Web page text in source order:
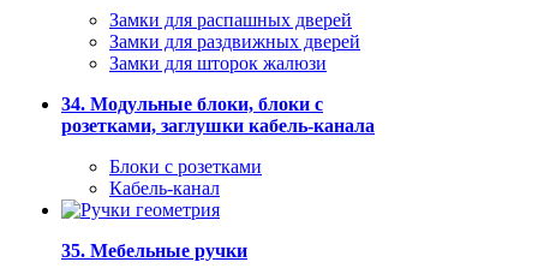
Замки для распашных дверей
Замки для раздвижных дверей
Замки для шторок жалюзи
34. Модульные блоки, блоки с
розетками, заглушки кабель-канала
Блоки с розетками
Кабель-канал
35. Мебельные ручки